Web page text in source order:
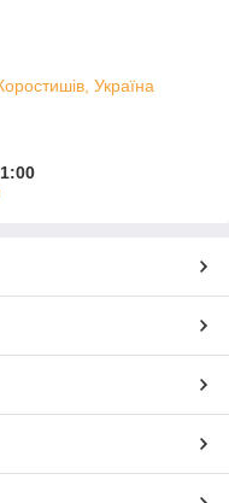
Україна